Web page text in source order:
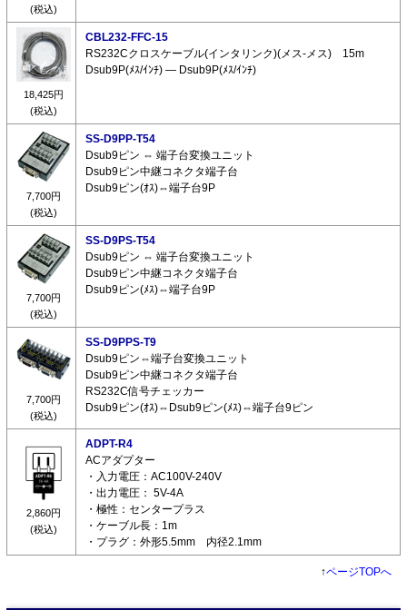
(税込)
18,425円
(税込)
CBL232-FFC-15
RS232Cクロスケーブル(インタリンク)(メス-メス) 15m
Dsub9P(ﾒｽ/ｲﾝﾁ) ― Dsub9P(ﾒｽ/ｲﾝﾁ)
7,700円
(税込)
SS-D9PP-T54
Dsub9ピン ⇔ 端子台変換ユニット
Dsub9ピン中継コネクタ端子台
Dsub9ピン(ｵｽ)⇔端子台9P
7,700円
(税込)
SS-D9PS-T54
Dsub9ピン ⇔ 端子台変換ユニット
Dsub9ピン中継コネクタ端子台
Dsub9ピン(ﾒｽ)⇔端子台9P
7,700円
(税込)
SS-D9PPS-T9
Dsub9ピン⇔端子台変換ユニット
Dsub9ピン中継コネクタ端子台
RS232C信号チェッカー
Dsub9ピン(ｵｽ)⇔Dsub9ピン(ﾒｽ)⇔端子台9ピン
2,860円
(税込)
ADPT-R4
ACアダプター
・入力電圧：AC100V-240V
・出力電圧： 5V-4A
・極性：センタープラス
・ケーブル長：1m
・プラグ：外形5.5mm 内径2.1mm
↑ページTOPへ